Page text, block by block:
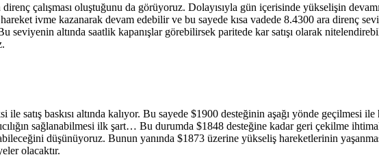
çalışması oluştuğunu da görüyoruz. Dolayısıyla gün içerisinde yükselişin devamı
ivme kazanarak devam edebilir ve bu sayede kısa vadede 8.4300 ara direnç
seviyenin altında saatlik kapanışlar görebilirsek paritede kar satışı olarak
satış baskısı altında kalıyor. Bu sayede $1900 desteğinin aşağı yönde geçilmesi
sağlanabilmesi ilk şart… Bu durumda $1848 desteğine kadar geri çekilme
düşünüyoruz. Bunun yanında $1873 üzerine yükseliş hareketlerinin
olacaktır.